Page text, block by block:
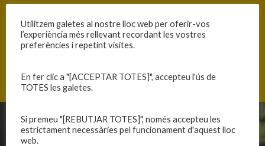
ANTERIOR
COMPETIM DE TU A TU CONTRA EL LÍDER CLOENDA DE TEMPORADA
CLUB EQUIPS
Utilitzem galetes al nostre lloc web per oferir-vos
l’experiència més rellevant recordant les vostres
preferències i repetint visites.
En fer clic a "[ACCEPTAR TOTES]", accepteu l'ús de
TOTES les galetes.
Si premeu "[REBUTJAR TOTES]", només accepteu les
estrictament necessàries pel funcionament d'aquest lloc
web.